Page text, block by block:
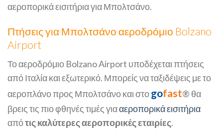
αεροπορικά εισιτήρια για Μπολτσάνο.
Πτήσεις για Μπολτσάνο αεροδρόμιο Bolzano
Airport
Το αεροδρόμιο Bolzano Airport υποδέχεται πτήσεις
από Ιταλία και εξωτερικό. Μπορείς να ταξιδέψεις με το
αεροπλάνο προς Μπολτσάνο και στοgofast® θα
βρεις τις πιο φθηνές τιμές γιααεροπορικά εισιτήρια
απότις καλύτερες αεροπορικές εταιρίες.